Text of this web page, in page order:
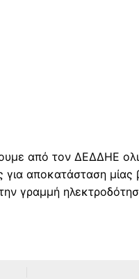
από τον ΔΕΔΔΗΕ
αποκατάσταση μίας
γραμμή